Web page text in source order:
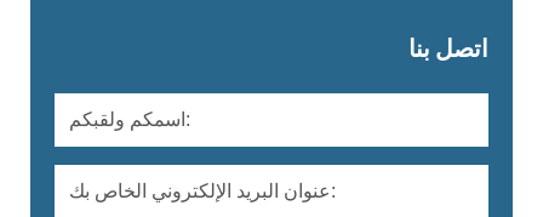
اتصل بنا